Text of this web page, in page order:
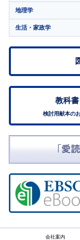
地理学
生活・家政学
教科書
検討用献本の
会社案内